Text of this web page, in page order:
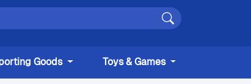
Goods Toys & Games